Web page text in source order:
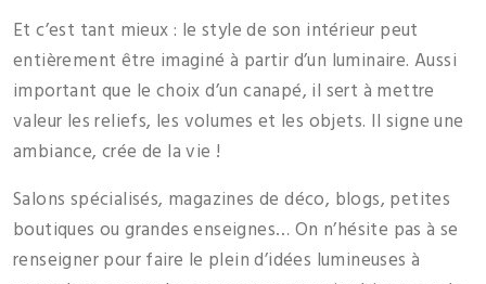
Et c’est tant mieux : le style de son intérieur peut
entièrement être imaginé à partir d’un luminaire. Aussi
important que le choix d’un canapé, il sert à mettre
valeur les reliefs, les volumes et les objets. Il signe une
ambiance, crée de la vie !
Salons spécialisés, magazines de déco, blogs, petites
boutiques ou grandes enseignes… On n’hésite pas à se
renseigner pour faire le plein d’idées lumineuses à